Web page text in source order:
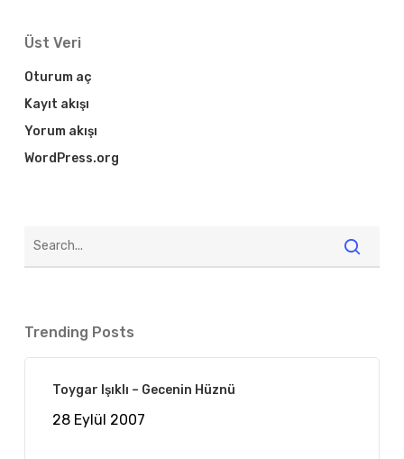
Üst Veri
Oturum aç
Kayıt akışı
Yorum akışı
WordPress.org
Trending Posts
Toygar Işıklı – Gecenin Hüznü
28 Eylül 2007